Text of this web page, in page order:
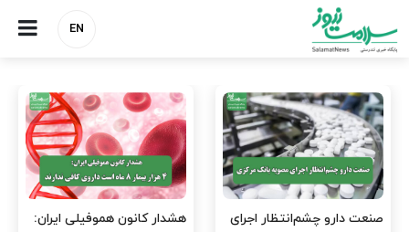
EN
صنعت دارو چشم‌انتظار اجرای
هشدار کانون هموفیلی ایران: